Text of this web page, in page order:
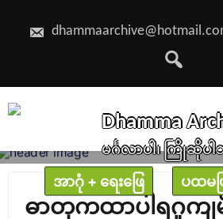
content
Dhamma
မင်္ဂလာပါ၊ ကြိုဆိုပ
အာဂုံ + ရေးဖြေ ပထမပ
ဓာတုကထာပါရဂူကျ